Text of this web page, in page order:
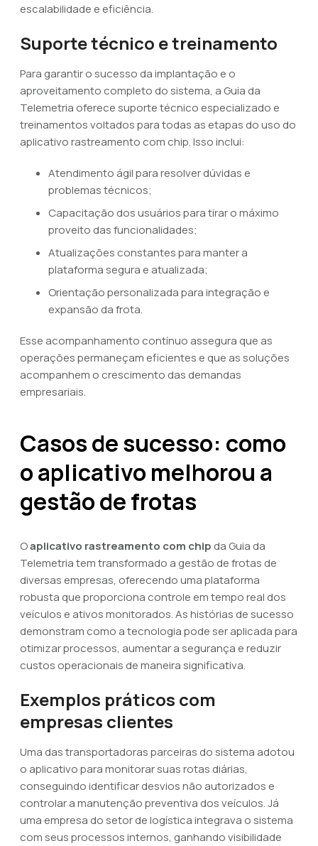
escalabilidade e eficiência.
Suporte técnico e treinamento
Para garantir o sucesso da implantação e o
aproveitamento completo do sistema, a Guia da
Telemetria oferece suporte técnico especializado e
treinamentos voltados para todas as etapas do uso do
aplicativo rastreamento com chip. Isso inclui:
Atendimento ágil para resolver dúvidas e
problemas técnicos;
Capacitação dos usuários para tirar o máximo
proveito das funcionalidades;
Atualizações constantes para manter a
plataforma segura e atualizada;
Orientação personalizada para integração e
expansão da frota.
Esse acompanhamento contínuo assegura que as
operações permaneçam eficientes e que as soluções
acompanhem o crescimento das demandas
empresariais.
Casos de sucesso: como
o aplicativo melhorou a
gestão de frotas
Oaplicativo rastreamento com chip da Guia da
Telemetria tem transformado a gestão de frotas de
diversas empresas, oferecendo uma plataforma
robusta que proporciona controle em tempo real dos
veículos e ativos monitorados. As histórias de sucesso
demonstram como a tecnologia pode ser aplicada para
otimizar processos, aumentar a segurança e reduzir
custos operacionais de maneira significativa.
Exemplos práticos com
empresas clientes
Uma das transportadoras parceiras do sistema adotou
o aplicativo para monitorar suas rotas diárias,
conseguindo identificar desvios não autorizados e
controlar a manutenção preventiva dos veículos. Já
uma empresa do setor de logística integrava o sistema
com seus processos internos, ganhando visibilidade